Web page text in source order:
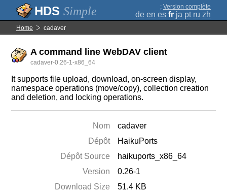
Simple ; Version complète
de en es fr ja pt ru zh
Home cadaver
A command line WebDAV client
cadaver-0.26-1-x86_64
It supports file upload, download, on-screen display,
namespace operations (move/copy), collection creation
and deletion, and locking operations.
Nom
cadaver
Dépôt
HaikuPorts
Dépôt Source
haikuports_x86_64
Version
0.26-1
Download Size
51.4 KB